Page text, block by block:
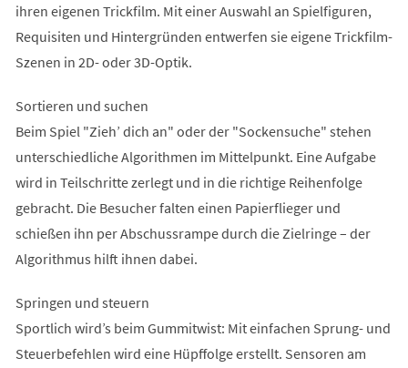
ihren eigenen Trickfilm. Mit einer Auswahl an Spielfiguren,
Requisiten und Hintergründen entwerfen sie eigene Trickfilm-
Szenen in 2D- oder 3D-Optik.
Sortieren und suchen
Beim Spiel "Zieh’ dich an" oder der "Sockensuche" stehen
unterschiedliche Algorithmen im Mittelpunkt. Eine Aufgabe
wird in Teilschritte zerlegt und in die richtige Reihenfolge
gebracht. Die Besucher falten einen Papierflieger und
schießen ihn per Abschussrampe durch die Zielringe – der
Algorithmus hilft ihnen dabei.
Springen und steuern
Sportlich wird’s beim Gummitwist: Mit einfachen Sprung- und
Steuerbefehlen wird eine Hüpffolge erstellt. Sensoren am